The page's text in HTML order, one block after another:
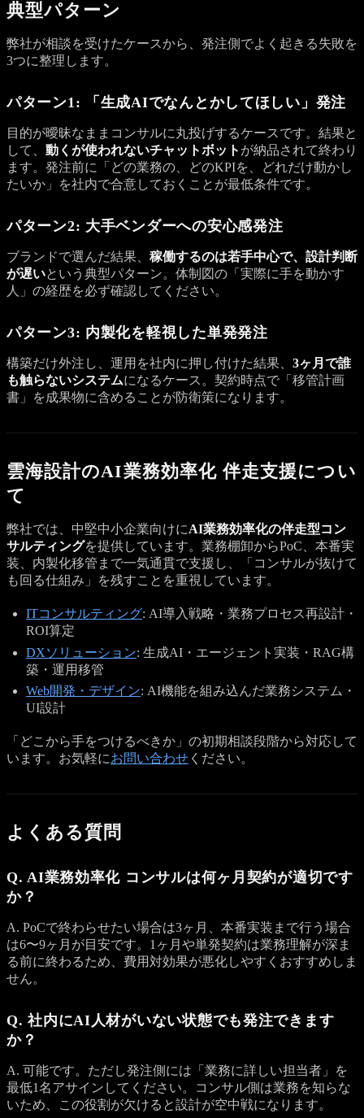
典型パターン
弊社が相談を受けたケースから、発注側でよく起きる失敗を
3つに整理します。
パターン1: 「生成AIでなんとかしてほしい」発注
目的が曖昧なままコンサルに丸投げするケースです。結果と
して、 動くが使われないチャットボット が納品されて終わり
ます。発注前に「どの業務の、どのKPIを、どれだけ動かし
たいか」を社内で合意しておくことが最低条件です。
パターン2: 大手ベンダーへの安心感発注
ブランドで選んだ結果、 稼働するのは若手中心で、設計判断
が遅いという典型パターン。体制図の「実際に手を動かす
人」の経歴を必ず確認してください。
パターン3: 内製化を軽視した単発発注
構築だけ外注し、運用を社内に押し付けた結果、 3ヶ月で誰
も触らないシステムになるケース。契約時点で「移管計画
書」を成果物に含めることが防衛策になります。
雲海設計のAI業務効率化 伴走支援につい
て
弊社では、中堅中小企業向けにAI業務効率化の伴走型コン
サルティングを提供しています。業務棚卸からPoC、本番実
装、内製化移管まで一気通貫で支援し、「コンサルが抜けて
も回る仕組み」を残すことを重視しています。
ITコンサルティング: AI導入戦略・業務プロセス再設計・
ROI算定
DXソリューション: 生成AI・エージェント実装・RAG構
築・運用移管
Web開発・デザイン: AI機能を組み込んだ業務システム・
UI設計
「どこから手をつけるべきか」の初期相談段階から対応して
います。お気軽にお問い合わせ ください。
よくある質問
Q. AI業務効率化 コンサルは何ヶ月契約が適切です
か？
A. PoCで終わらせたい場合は3ヶ月、本番実装まで行う場合
は6〜9ヶ月が目安です。1ヶ月や単発契約は業務理解が深ま
る前に終わるため、費用対効果が悪化しやすくおすすめしま
せん。
Q. 社内にAI人材がいない状態でも発注できます
か？
A. 可能です。ただし発注側には「業務に詳しい担当者」を
最低1名アサインしてください。コンサル側は業務を知らな
いため、この役割が欠けると設計が空中戦になります。